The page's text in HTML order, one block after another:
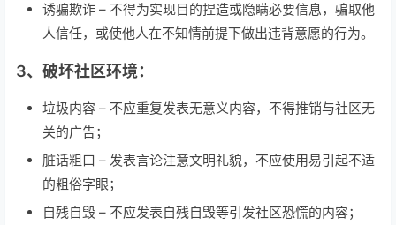
诱骗欺诈 – 不得为实现目的捏造或隐瞒必要信息，骗取他
人信任，或使他人在不知情前提下做出违背意愿的行为。
3、破坏社区环境：
垃圾内容 – 不应重复发表无意义内容，不得推销与社区无
关的广告；
脏话粗口 – 发表言论注意文明礼貌，不应使用易引起不适
的粗俗字眼；
自残自毁 – 不应发表自残自毁等引发社区恐慌的内容；